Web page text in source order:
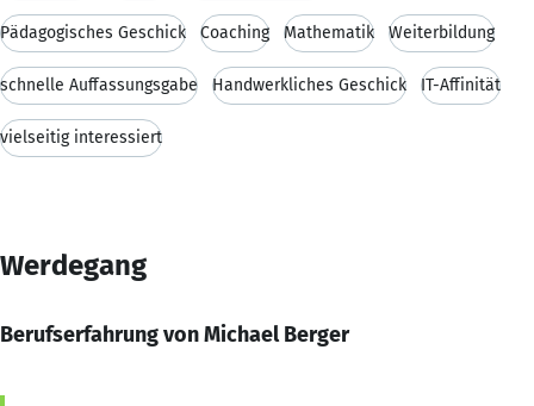
Pädagogisches Geschick Coaching Mathematik Weiterbildung
schnelle Auffassungsgabe Handwerkliches Geschick IT-Affinität
vielseitig interessiert
Werdegang
Berufserfahrung von Michael Berger